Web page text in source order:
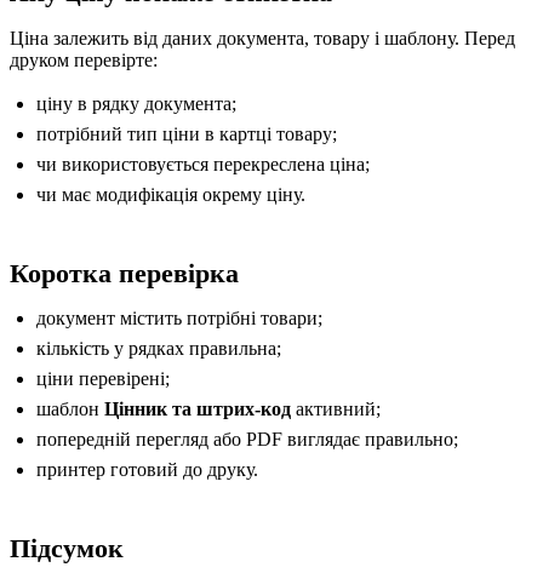
Ціна залежить від даних документа, товару і шаблону. Перед
друком перевірте:
ціну в рядку документа;
потрібний тип ціни в картці товару;
чи використовується перекреслена ціна;
чи має модифікація окрему ціну.
Коротка перевірка
документ містить потрібні товари;
кількість у рядках правильна;
ціни перевірені;
шаблон Цінник та штрих-кодактивний;
попередній перегляд або PDF виглядає правильно;
принтер готовий до друку.
Підсумок